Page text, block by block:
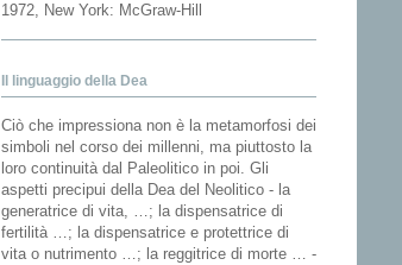
1972, New York: McGraw-Hill
Il linguaggio della Dea
Ciò che impressiona non è la metamorfosi dei
simboli nel corso dei millenni, ma piuttosto la
loro continuità dal Paleolitico in poi. Gli
aspetti precipui della Dea del Neolitico - la
generatrice di vita, …; la dispensatrice di
fertilità …; la dispensatrice e protettrice di
vita o nutrimento …; la reggitrice di morte … -